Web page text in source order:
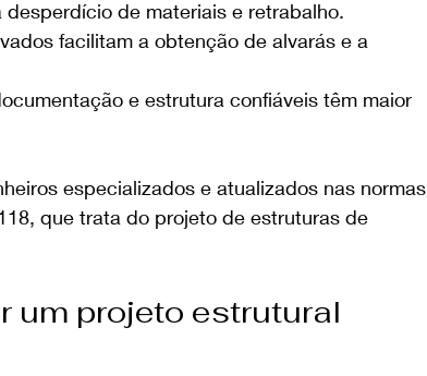
de materiais e retrabalho.
facilitam a obtenção de alvarás e a
e estrutura confiáveis têm maior
especializados e atualizados nas normas
que trata do projeto de estruturas de
um projeto estrutural